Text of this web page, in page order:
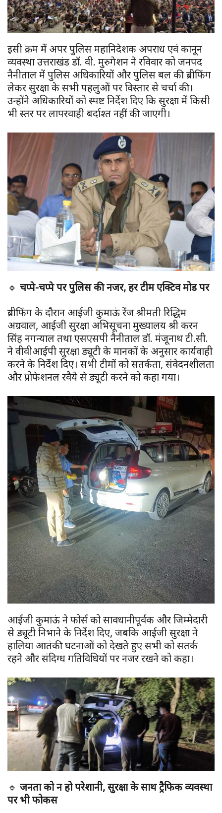
इसी क्रम में अपर पुलिस महानिदेशक अपराध एवं कानून
व्यवस्था उत्तराखंड डॉ. वी. मुरुगेशन ने रविवार को जनपद
नैनीताल में पुलिस अधिकारियों और पुलिस बल की ब्रीफिंग
लेकर सुरक्षा के सभी पहलुओं पर विस्तार से चर्चा की।
उन्होंने अधिकारियों को स्पष्ट निर्देश दिए कि सुरक्षा में किसी
भी स्तर पर लापरवाही बर्दाश्त नहीं की जाएगी।
🔹 चप्पे-चप्पे पर पुलिस की नजर, हर टीम एक्टिव मोड पर
ब्रीफिंग के दौरान आईजी कुमाऊं रेंज श्रीमती रिद्धिम
अग्रवाल, आईजी सुरक्षा अभिसूचना मुख्यालय श्री करन
सिंह नगन्याल तथा एसएसपी नैनीताल डॉ. मंजूनाथ टी.सी.
ने वीवीआईपी सुरक्षा ड्यूटी के मानकों के अनुसार कार्यवाही
करने के निर्देश दिए। सभी टीमों को सतर्कता, संवेदनशीलता
और प्रोफेशनल रवैये से ड्यूटी करने को कहा गया।
आईजी कुमाऊं ने फोर्स को सावधानीपूर्वक और जिम्मेदारी
से ड्यूटी निभाने के निर्देश दिए, जबकि आईजी सुरक्षा ने
हालिया आतंकी घटनाओं को देखते हुए सभी को सतर्क
रहने और संदिग्ध गतिविधियों पर नजर रखने को कहा।
🔹 जनता को न हो परेशानी, सुरक्षा के साथ ट्रैफिक व्यवस्था
पर भी फोकस